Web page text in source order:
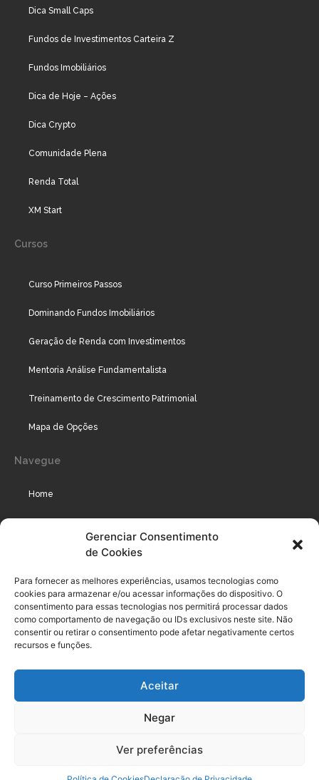
Gerenciar Consentimento
de Cookies
Para fornecer as melhores experiências, usamos tecnologias como
cookies para armazenar e/ou acessar informações do dispositivo. O
consentimento para essas tecnologias nos permitirá processar dados
como comportamento de navegação ou IDs exclusivos neste site. Não
consentir ou retirar o consentimento pode afetar negativamente certos
recursos e funções.
Aceitar
Negar
Ver preferências
Dica Small Caps
Fundos de Investimentos Carteira Z
Fundos Imobiliários
Dica de Hoje – Ações
Dica Crypto
Comunidade Plena
Renda Total
XM Start
Cursos
Curso Primeiros Passos
Dominando Fundos Imobiliários
Geração de Renda com Investimentos
Mentoria Análise Fundamentalista
Treinamento de Crescimento Patrimonial
Mapa de Opções
Navegue
Home
Podcast
Legal
Termo de uso do usuário e assinante
Termos de Uso dos Cursos